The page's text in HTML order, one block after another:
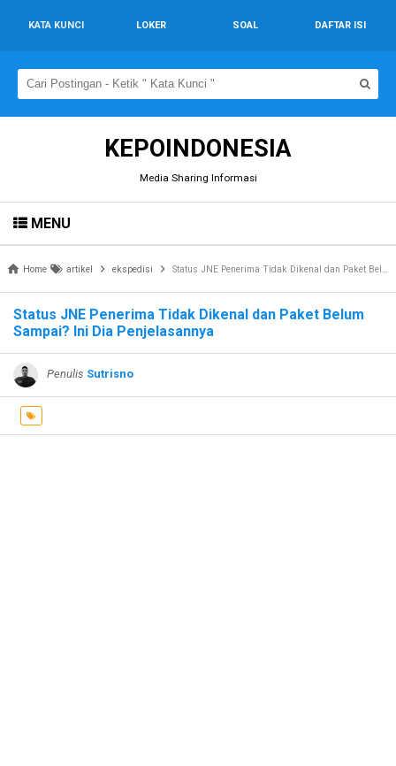
KATA KUNCI LOKER SOAL DAFTAR ISI
KEPOINDONESIA
Media Sharing Informasi
MENU
Home artikel ekspedisi Status JNE Penerima Tidak Dikenal dan Paket Belum Sampai? Ini Dia Penjelasannya
Status JNE Penerima Tidak Dikenal dan Paket Belum
Sampai? Ini Dia Penjelasannya
Penulis Sutrisno